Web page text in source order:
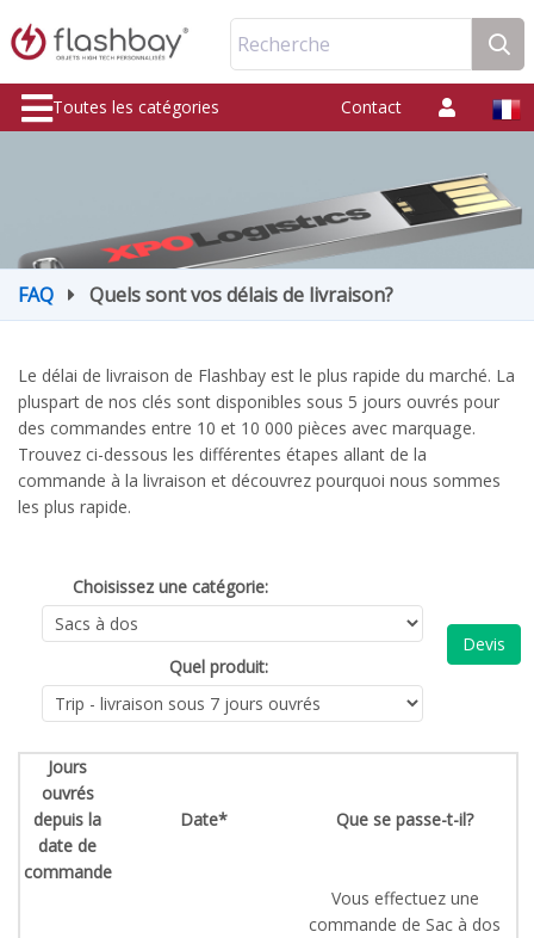
Recherche
Toutes les catégories Contact
FAQ Quels sont vos délais de livraison?
Le délai de livraison de Flashbay est le plus rapide du marché. La
pluspart de nos clés sont disponibles sous 5 jours ouvrés pour
des commandes entre 10 et 10 000 pièces avec marquage.
Trouvez ci-dessous les différentes étapes allant de la
commande à la livraison et découvrez pourquoi nous sommes
les plus rapide.
Choisissez une catégorie:
Quel produit:
Devis
Jours
ouvrés
depuis la
date de
commande
Date* Que se passe-t-il?
Vous effectuez une
commande de Sac à dos